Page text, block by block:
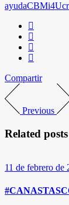
ayudaCBMi4
Compartir
Previous
Related posts
11 de febrero de